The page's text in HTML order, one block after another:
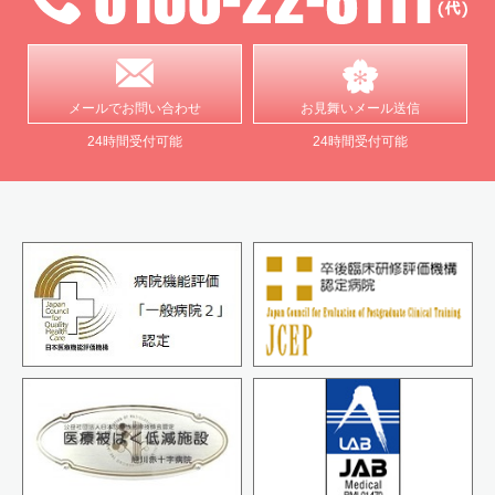
メールでお問い合わせ
24時間受付可能
お見舞いメール送信
24時間受付可能